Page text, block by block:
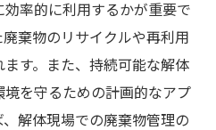
と環境への影響
護の両立
与える影響とは
発における解体の役割
率的に利用するかが重要で
棄物のリサイクルや再利用
す。また、持続可能な解体
を守るための計画的なアプ
解体現場での廃棄物管理の